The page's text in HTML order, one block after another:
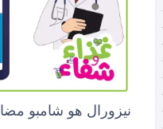
نيزورال هو شامبو